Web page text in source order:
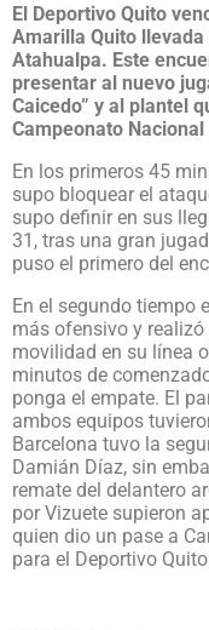
El Deportivo Quito
Amarilla Quito
Atahualpa. Este
presentar al nuevo
Caicedo” y al plantel
Campeonato
En los primeros 45
supo bloquear el
supo definir en sus
31, tras una gran
puso el primero del
En el segundo tiempo
más ofensivo y
movilidad en su línea
minutos de
ponga el empate. El
ambos equipos
Barcelona tuvo la
Damián Díaz, sin
remate del delantero
por Vizuete supieron
quien dio un pase a
para el Deportivo